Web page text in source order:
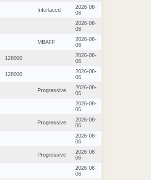
Interlaced
2026-08-
06
2026-08-
06
MBAFF
2026-08-
06
128000
2026-08-
06
128000
2026-08-
06
Progressive
2026-08-
06
2026-08-
06
Progressive
2026-08-
06
2026-08-
06
Progressive
2026-08-
06
2026-08-
06